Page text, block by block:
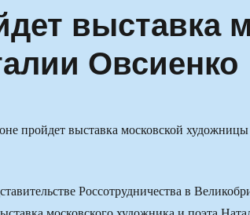
выставка
Овсиенко
Россотрудничества в